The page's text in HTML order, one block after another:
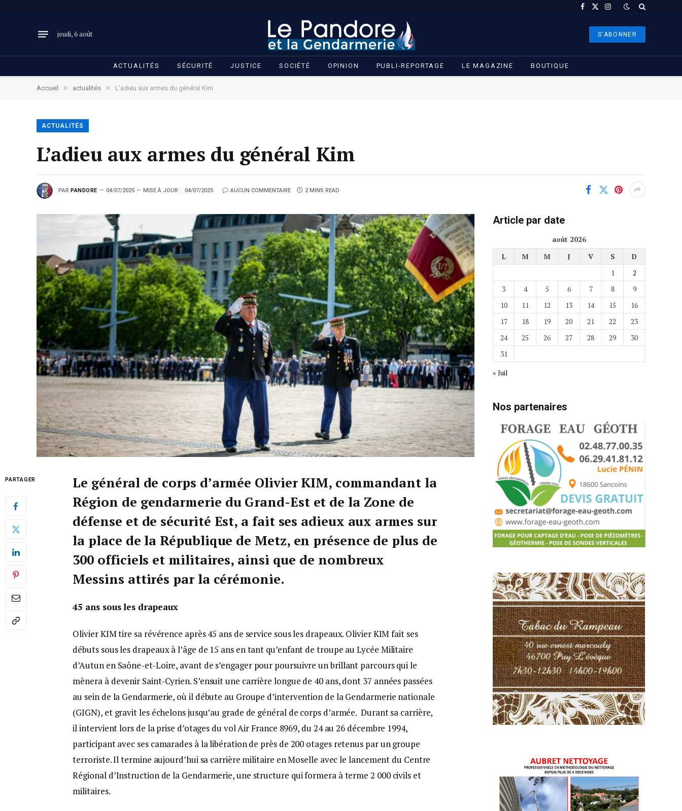
Facebook
X
Instagram
jeudi, 6 août S'ABONNER
ACTUALITÉS SÉCURITÉ JUSTICE SOCIÉTÉ OPINION PUBLI-REPORTAGE LE MAGAZINE BOUTIQUE
Accueil » actualités » L’adieu aux armes du général Kim
ACTUALITÉS
L’adieu aux armes du général Kim
PAR PANDORE 04/07/2025 MISE À JOUR : 04/07/2025 AUCUN COMMENTAIRE 2 MINS READ
PARTAGER
Le général de corps d’armée Olivier KIM, commandant la
Région de gendarmerie du Grand-Est et de la Zone de
défense et de sécurité Est, a fait ses adieux aux armes sur
la place de la République de Metz, en présence de plus de
300 officiels et militaires, ainsi que de nombreux
Messins attirés par la cérémonie.
45 ans sous les drapeaux
Olivier KIM tire sa révérence après 45 ans de service sous les drapeaux. Olivier KIM fait ses
débuts sous les drapeaux à l’âge de 15 ans en tant qu’enfant de troupe au Lycée Militaire
d’Autun en Saône-et-Loire, avant de s’engager pour poursuivre un brillant parcours qui le
mènera à devenir Saint-Cyrien. S’ensuit une carrière longue de 40 ans, dont 37 années passées
au sein de la Gendarmerie, où il débute au Groupe d’intervention de la Gendarmerie nationale
(GIGN), et gravit les échelons jusqu’au grade de général de corps d’armée. Durant sa carrière,
il intervient lors de la prise d’otages du vol Air France 8969, du 24 au 26 décembre 1994,
participant avec ses camarades à la libération de près de 200 otages retenus par un groupe
terroriste. Il termine aujourd’hui sa carrière militaire en Moselle avec le lancement du Centre
Régional d’Instruction de la Gendarmerie, une structure qui formera à terme 2 000 civils et
militaires.
Article par date
août 2026
L
M M J V S
D
1
2
3
4 5 6 7 8
9
10
11 12 13 14 15
16
17
18 19 20 21 22
23
24
25 26 27 28 29
30
31
« Juil
Nos partenaires